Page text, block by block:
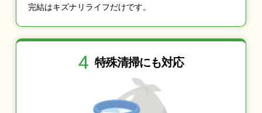
完結はキズナリライフだけです。
4 特殊清掃にも対応